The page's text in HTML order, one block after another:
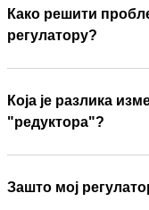
Како решити
регулатору?
Која је разлика
"редуктора"?
Зашто мој